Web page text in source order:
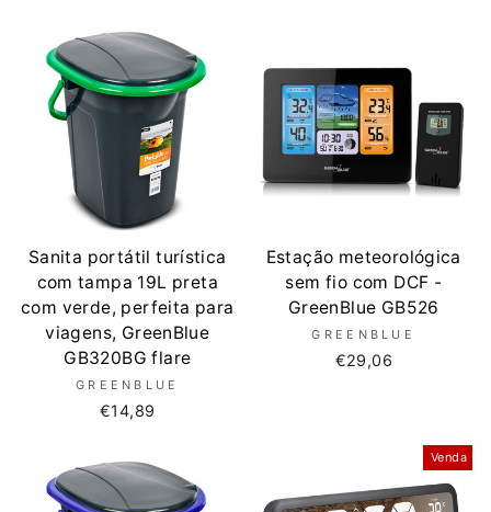
Sanita portátil turística
com tampa 19L preta
com verde, perfeita para
viagens, GreenBlue
GB320BG flare
GREENBLUE
€14,89
Estação meteorológica
sem fio com DCF -
GreenBlue GB526
GREENBLUE
€29,06
Venda